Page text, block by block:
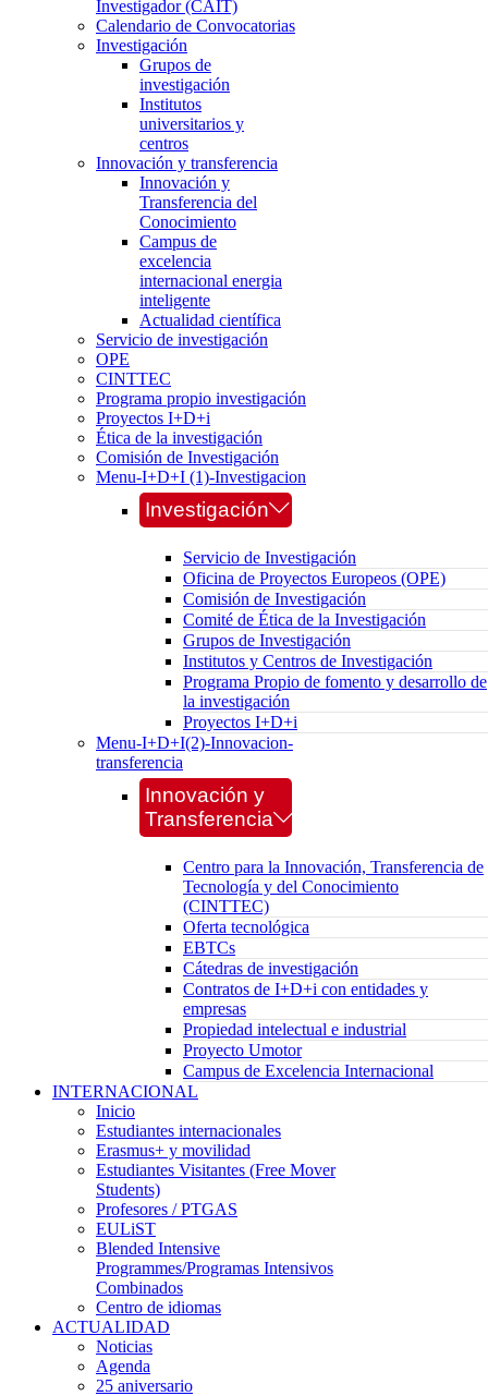
Investigador (CAIT)
Calendario de Convocatorias
Investigación
Grupos de
investigación
Institutos
universitarios y
centros
Innovación y transferencia
Innovación y
Transferencia del
Conocimiento
Campus de
excelencia
internacional energia
inteligente
Actualidad científica
Servicio de investigación
OPE
CINTTEC
Programa propio investigación
Proyectos I+D+i
Ética de la investigación
Comisión de Investigación
Menu-I+D+I (1)-Investigacion
Investigación
Servicio de Investigación
Oficina de Proyectos Europeos (OPE)
Comisión de Investigación
Comité de Ética de la Investigación
Grupos de Investigación
Institutos y Centros de Investigación
Programa Propio de fomento y desarrollo de
la investigación
Proyectos I+D+i
Menu-I+D+I(2)-Innovacion-
transferencia
Innovación y
Transferencia
Centro para la Innovación, Transferencia de
Tecnología y del Conocimiento
(CINTTEC)
Oferta tecnológica
EBTCs
Cátedras de investigación
Contratos de I+D+i con entidades y
empresas
Propiedad intelectual e industrial
Proyecto Umotor
Campus de Excelencia Internacional
INTERNACIONAL
Inicio
Estudiantes internacionales
Erasmus+ y movilidad
Estudiantes Visitantes (Free Mover
Students)
Profesores / PTGAS
EULiST
Blended Intensive
Programmes/Programas Intensivos
Combinados
Centro de idiomas
ACTUALIDAD
Noticias
Agenda
25 aniversario